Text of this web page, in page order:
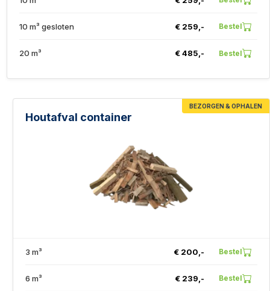
10 m³ gesloten € 259,- Bestel
20 m³ € 485,- Bestel
BEZORGEN & OPHALEN
Houtafval container
3 m³ € 200,- Bestel
6 m³ € 239,- Bestel